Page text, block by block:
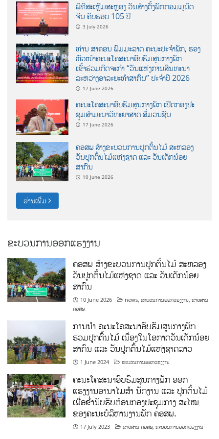
ພິທີສະເຫຼີມສະຫຼອງ ວັນສ້າງຕັ້ງພັກກອມມູນິດ
ຈີນ ຄົບຮອບ 105 ປີ
3 July 2026
ທ່ານ ສາຄອນ ພົມມະລາດ ຄະນະປະຈໍາພັກ, ຮອງ
ຫົວໜ້າຄະນະໂຄສະນາອົບຮົມສູນກາງພັກ
ເຂົ້າຮ່ວມກິດຈະກຳ “ວັນແຫ່ງການສົນທະນາ
ລະຫວ່າງອາລະຍະທຳສາກົນ” ປະຈຳປີ 2026
17 June 2026
ຄະນະໂຄສະນາອົບຮົມສູນກາງພັກ ເປີດກອງປະ
ຊຸມສຳມະນາວິທະຍາສາດ ສຶ່ມວນຊົນ
17 June 2026
ຄອສພ ສ້າງຂະບວນການປູກຕົ້ນໄມ້ ສະຫລອງ
ວັນປູກຕົ້ນໄມ້ແຫ່ງຊາດ ແລະ ວັນເດັກນ້ອຍ
ສາກົນ
10 June 2026
ອ່ານເພີ່ມ
ຂະບວນການອອກແຮງງານ
ຄອສພ ສ້າງຂະບວນການປູກຕົ້ນໄມ້ ສະຫລອງ
ວັນປູກຕົ້ນໄມ້ແຫ່ງຊາດ ແລະ ວັນເດັກນ້ອຍ
ສາກົນ
10 June 2026 news ,ຂະບວນການອອກແຮງງານ ,ຂ່າວສານ
ຄອສພ
ການນໍາ ຄະນະໂຄສະນາອົບຮົມສູນກາງພັກ
ຮ່ວມປູກຕົ້ນໄມ້ ເນື່ອງໃນໂອກາດວັນເດັກນ້ອຍ
ສາກົນ ແລະ ວັນປູກຕົ້ນໄມ້ແຫ່ງຊາດລາວ
1 June 2024 ຂະບວນການອອກແຮງງານ
ຄະນະໂຄສະນາອົບຮົມສູນກາງພັກ ອອກ
ແຮງງານອານາໄມສໍາ ນັກງານ ແລະ ປູກຕົ້ນໄມ້
ເພື່ອຂໍ່ານັບຮັບຕ້ອນກອງປະຊຸມກາງ ສະໄໝ
ຂອງຄະນະບໍລິຫານງານພັກ ຄອສພ.
17 July 2023 ຂ່າວສານ ຄອສພ ,ຂະບວນການອອກແຮງງານ